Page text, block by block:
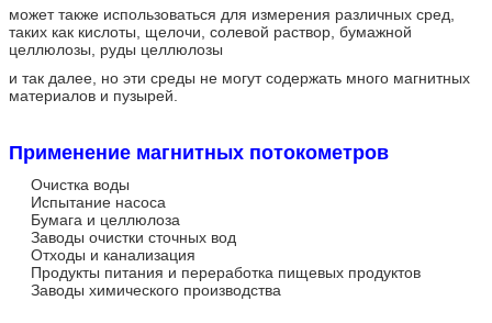
может также использоваться для измерения различных сред,
таких как кислоты, щелочи, солевой раствор, бумажной
целлюлозы, руды целлюлозы
и так далее, но эти среды не могут содержать много магнитных
материалов и пузырей.
Применение магнитных потокометров
Очистка воды
Испытание насоса
Бумага и целлюлоза
Заводы очистки сточных вод
Отходы и канализация
Продукты питания и переработка пищевых продуктов
Заводы химического производства